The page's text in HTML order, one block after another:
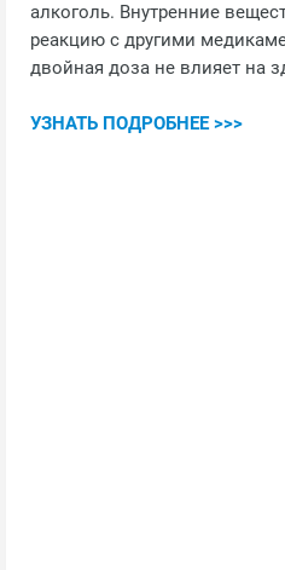
алкоголь. Внутренние
реакцию с другими
двойная доза не влияет на
УЗНАТЬ ПОДРОБНЕЕ >>>